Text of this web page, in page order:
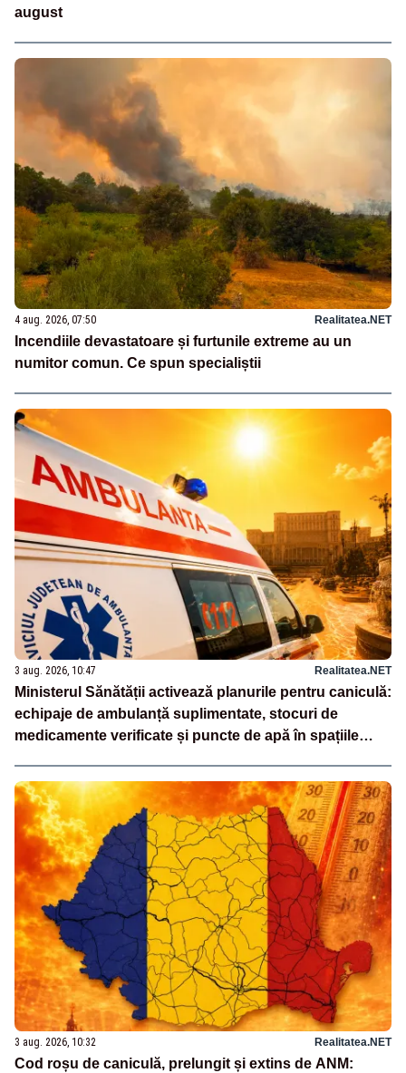
august
4 aug. 2026, 07:50 Realitatea.NET
Incendiile devastatoare și furtunile extreme au un
numitor comun. Ce spun specialiștii
3 aug. 2026, 10:47 Realitatea.NET
Ministerul Sănătății activează planurile pentru caniculă:
echipaje de ambulanță suplimentate, stocuri de
medicamente verificate și puncte de apă în spațiile
3 aug. 2026, 10:32 Realitatea.NET
Cod roșu de caniculă, prelungit și extins de ANM: